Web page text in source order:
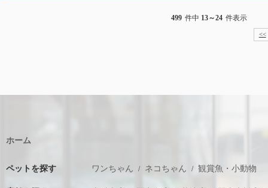
499 件中 13～24 件表示
<<
ホーム
ペットを探す ワンちゃん ネコちゃん 観賞魚・小動物